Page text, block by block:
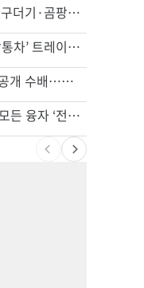
항공기 식기 카트 열었더니 구더기·곰팡이…LAX 기내식 업체 논란
차값보다 빚이 더 많다…‘깡통차’ 트레이드인 급증
'14년째 도피' 한인 간호사 공개 수배…메디케어 사기 유죄
콘도 사기 더 어려워진다…모든 융자 ‘전체 심사’